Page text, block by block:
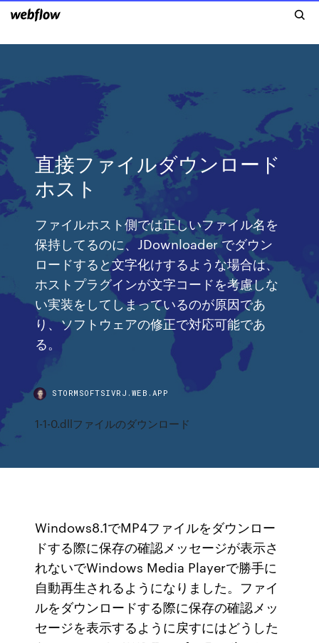
直接ファイルダウンロード
ホスト
ファイルホスト側では正しいファイル名を
保持してるのに、JDownloader でダウン
ロードすると文字化けするような場合は、
ホストプラグインが文字コードを考慮しな
い実装をしてしまっているのが原因であ
り、ソフトウェアの修正で対応可能であ
る。
STORMSOFTSIVRJ.WEB.APP
1-1-0.dllファイルのダウンロード
Windows8.1でMP4ファイルをダウンロー
ドする際に保存の確認メッセージが表示さ
れないでWindows Media Playerで勝手に
自動再生されるようになりました。ファイ
ルをダウンロードする際に保存の確認メッ
セージを表示するように戻すにはどうした